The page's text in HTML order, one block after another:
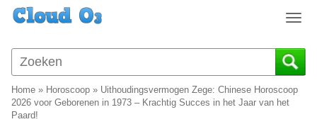
T
g
g
e
Home » Horoscoop » Uithoudingsvermogen Zege: Chinese Horoscoop
2026 voor Geborenen in 1973 – Krachtig Succes in het Jaar van het
Paard!